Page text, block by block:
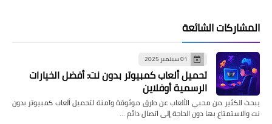
المشاركات الشائعة
01 سبتمبر 2025
تحميل ألعاب كمبيوتر بدون نت: أفضل الخيارات
الرسمية أوفلاين
يبحث الكثير من محبي الألعاب عن طرق موثوقة وآمنة لتحميل ألعاب كمبيوتر بدون
نت والاستمتاع بها دون الحاجة إلى اتصال دائم …